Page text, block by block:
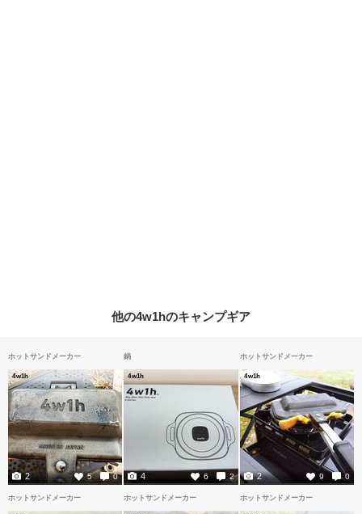
他の4w1hのキャンプギア
ホットサンドメーカー
4w1h
5 0
2
鍋
4w1h
6 2
4
ホットサンドメーカー
4w1h
9 0
2
ホットサンドメーカー ホットサンドメーカー ホットサンドメーカー